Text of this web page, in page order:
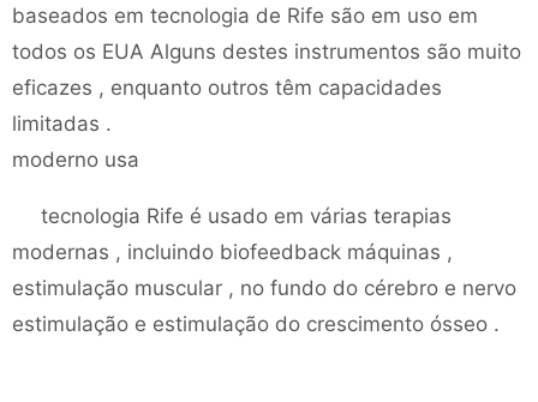
baseados em tecnologia de Rife são em uso em
todos os EUA Alguns destes instrumentos são muito
eficazes , enquanto outros têm capacidades
limitadas .
moderno usa
tecnologia Rife é usado em várias terapias
modernas , incluindo biofeedback máquinas ,
estimulação muscular , no fundo do cérebro e nervo
estimulação e estimulação do crescimento ósseo .